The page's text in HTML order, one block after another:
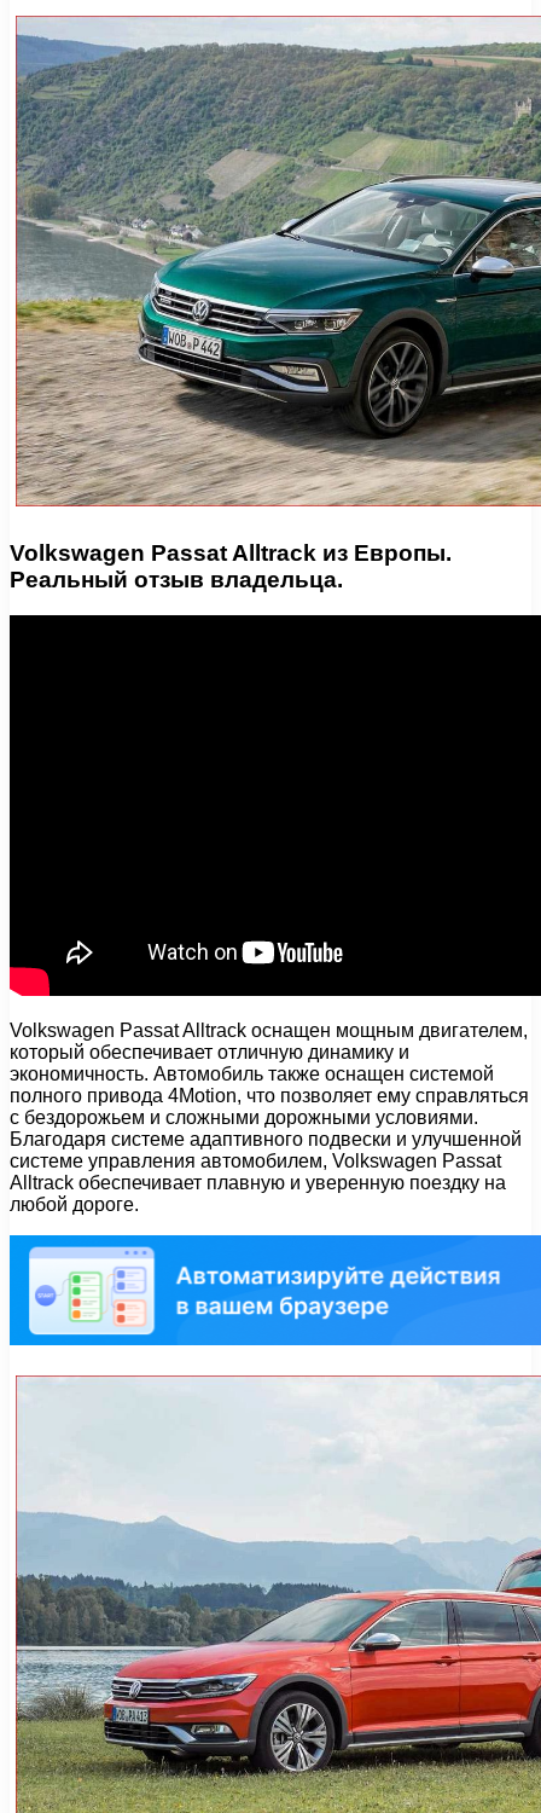
Volkswagen Passat Alltrack из Европы.
Реальный отзыв владельца.
Volkswagen Passat Alltrack оснащен мощным двигателем,
который обеспечивает отличную динамику и
экономичность. Автомобиль также оснащен системой
полного привода 4Motion, что позволяет ему справляться
с бездорожьем и сложными дорожными условиями.
Благодаря системе адаптивного подвески и улучшенной
системе управления автомобилем, Volkswagen Passat
Alltrack обеспечивает плавную и уверенную поездку на
любой дороге.